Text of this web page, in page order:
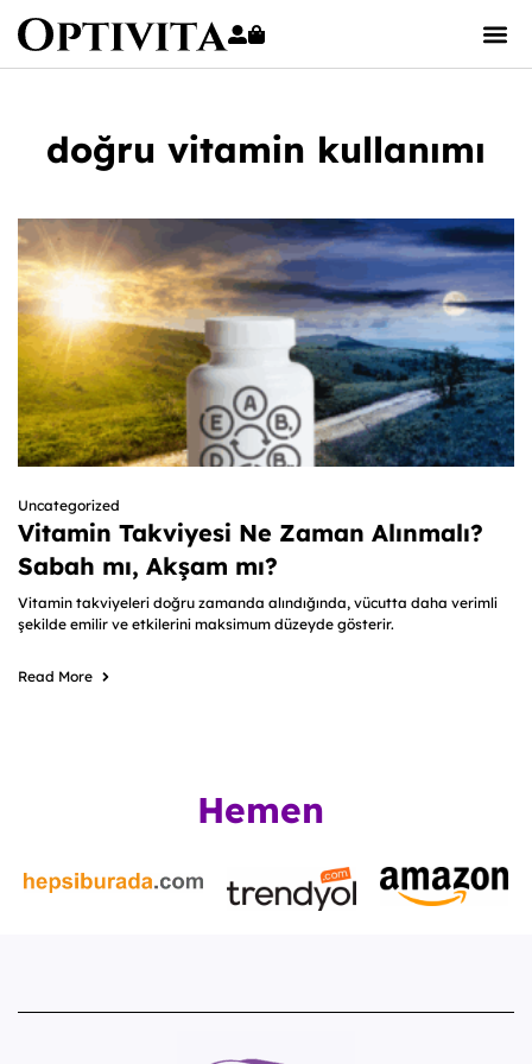
doğru vitamin kullanımı
Uncategorized
Vitamin Takviyesi Ne Zaman Alınmalı?
Sabah mı, Akşam mı?
Vitamin takviyeleri doğru zamanda alındığında, vücutta daha verimli
şekilde emilir ve etkilerini maksimum düzeyde gösterir.
Read More
Hemen